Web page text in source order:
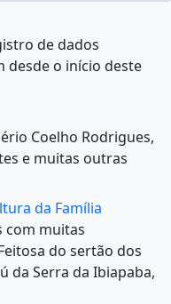
de dados
desde o início deste
Coelho Rodrigues,
e muitas outras
da Família
com muitas
do sertão dos
da Serra da Ibiapaba,